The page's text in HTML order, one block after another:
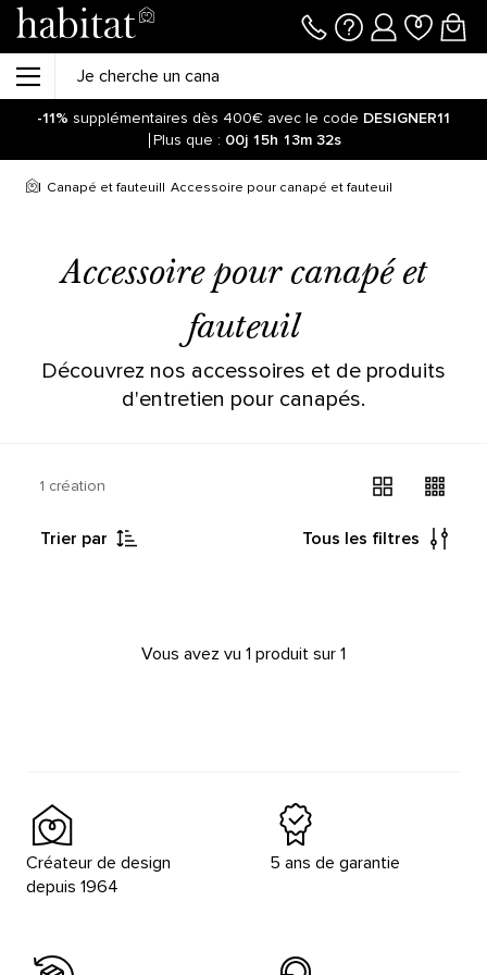
-11% supplémentaires dès 400€ avec le code DESIGNER11
Plus que : 00j 15h 13m 31s
Canapé et fauteuil Accessoire pour canapé et fauteuil
Accessoire pour canapé et
fauteuil
Découvrez nos accessoires et de produits
d'entretien pour canapés.
1 création
Trier par Tous les filtres
Vous avez vu 1 produit sur 1
Créateur de design
depuis 1964
5 ans de garantie